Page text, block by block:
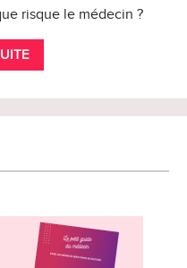
risque le médecin ?